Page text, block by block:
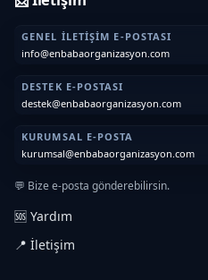
GENEL İLETIŞIM E-POSTASI
info@enbabaorganizasyon.com
DESTEK E-POSTASI
destek@enbabaorganizasyon.com
KURUMSAL E-POSTA
kurumsal@enbabaorganizasyon.com
💬 Bize e-posta gönderebilirsin.
🆘 Yardım
📍 İletişim